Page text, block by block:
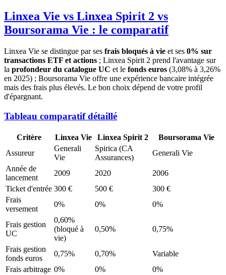
Linxea Vie vs Linxea Spirit 2 vs
Boursorama Vie : le comparatif
Linxea Vie se distingue par ses frais bloqués à vie et ses 0% sur
transactions ETF et actions ; Linxea Spirit 2 prend l'avantage sur
la profondeur du catalogue UC et le fonds euros (3,08% à 3,26%
en 2025) ; Boursorama Vie offre une expérience bancaire intégrée
mais des frais plus élevés. Le bon choix dépend de votre profil
d'épargnant.
Tableau comparatif détaillé
Critère Linxea Vie Linxea Spirit 2
Boursorama Vie
Assureur
Generali
Vie
Spirica (CA
Assurances)
Generali Vie
Année de
lancement
2009 2020
2006
Ticket d'entrée 300 € 500 €
300 €
Frais
versement
0% 0% 0%
Frais gestion
UC
0,60%
(bloqué à
vie)
0,50% 0,75%
Frais gestion
fonds euros
0,75% 0,70%
Variable
Frais arbitrage 0% 0%
0%